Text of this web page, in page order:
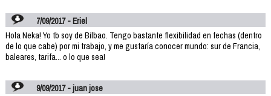
7/09/2017 - Eriel
Hola Neka! Yo tb soy de Bilbao. Tengo bastante flexibilidad en fechas (dentro
de lo que cabe) por mi trabajo, y me gustaría conocer mundo: sur de Francia,
baleares, tarifa... o lo que sea!
9/09/2017 - juan jose